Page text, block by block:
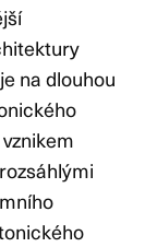
na dlouhou